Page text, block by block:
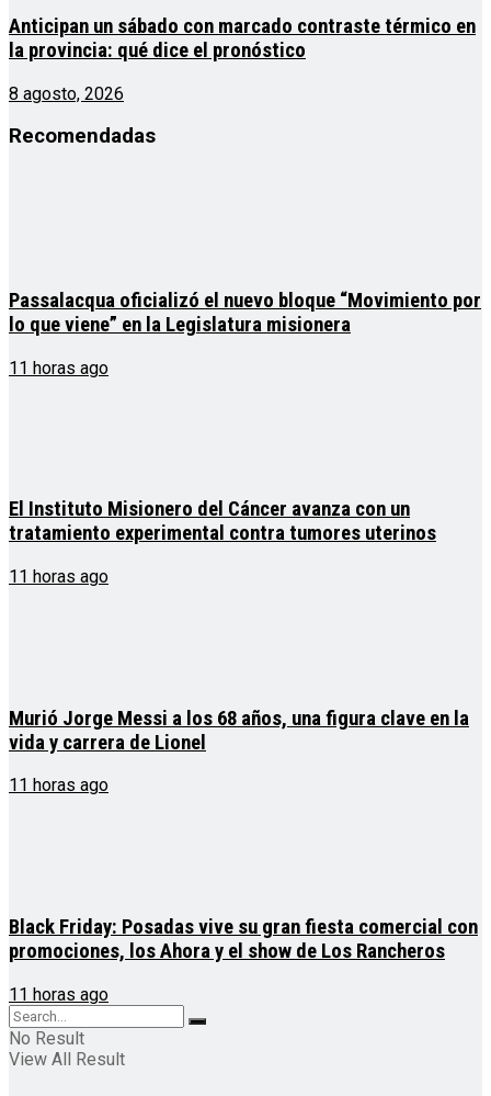
Anticipan un sábado con marcado contraste térmico en
la provincia: qué dice el pronóstico
8 agosto, 2026
Recomendadas
Passalacqua oficializó el nuevo bloque “Movimiento por
lo que viene” en la Legislatura misionera
11 horas ago
El Instituto Misionero del Cáncer avanza con un
tratamiento experimental contra tumores uterinos
11 horas ago
Murió Jorge Messi a los 68 años, una figura clave en la
vida y carrera de Lionel
11 horas ago
Black Friday: Posadas vive su gran fiesta comercial con
promociones, los Ahora y el show de Los Rancheros
11 horas ago
No Result
View All Result